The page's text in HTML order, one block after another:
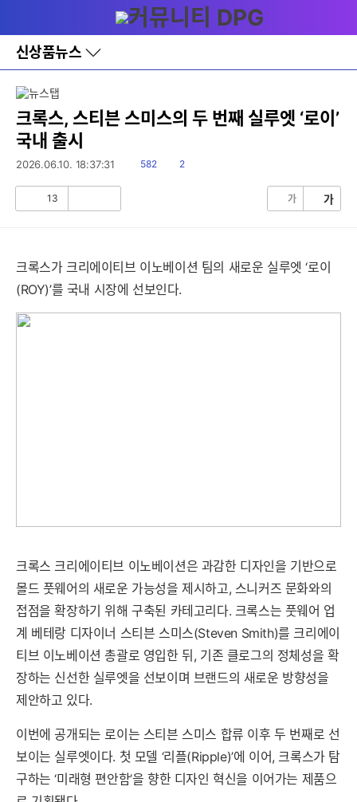
와
홈
신상품뉴스
바
로
레
이
토
크록스, 스티븐 스미스의 두 번째 실루엣 ‘로이’
국내 출시
2026.06.10. 18:37:31
읽
582
댓
2
13 가 가
크록스가 크리에이티브 이노베이션 팀의 새로운 실루엣 ‘로이
(ROY)’를 국내 시장에 선보인다.
크록스 크리에이티브 이노베이션은 과감한 디자인을 기반으로
몰드 풋웨어의 새로운 가능성을 제시하고, 스니커즈 문화와의
접점을 확장하기 위해 구축된 카테고리다. 크록스는 풋웨어 업
계 베테랑 디자이너 스티븐 스미스(Steven Smith)를 크리에이
티브 이노베이션 총괄로 영입한 뒤, 기존 클로그의 정체성을 확
장하는 신선한 실루엣을 선보이며 브랜드의 새로운 방향성을
제안하고 있다.
이번에 공개되는 로이는 스티븐 스미스 합류 이후 두 번째로 선
보이는 실루엣이다. 첫 모델 ‘리플(Ripple)’에 이어, 크록스가 탐
구하는 ‘미래형 편안함’을 향한 디자인 혁신을 이어가는 제품으